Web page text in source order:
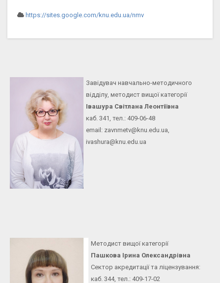
https://sites.google.com/knu.edu.ua/nmv
Завідувач навчально-методичного
відділу, методист вищої категорії
Івашура Світлана Леонтіївна
каб. 341, тел.: 409-06-48
email: zavnmetv@knu.edu.ua,
ivashura@knu.edu.ua
Методист вищої категорії
Пашкова Ірина Олександрівна
Сектор акредитації та ліцензування:
каб. 344, тел.: 409-17-02